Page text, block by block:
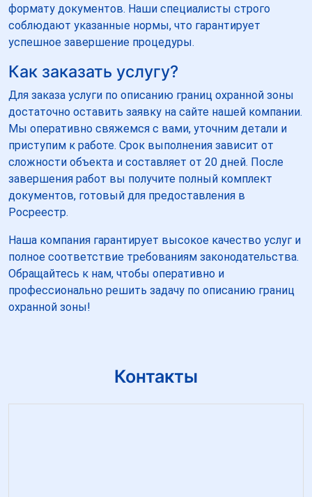
формату документов. Наши специалисты строго
соблюдают указанные нормы, что гарантирует
успешное завершение процедуры.
Как заказать услугу?
Для заказа услуги по описанию границ охранной зоны
достаточно оставить заявку на сайте нашей компании.
Мы оперативно свяжемся с вами, уточним детали и
приступим к работе. Срок выполнения зависит от
сложности объекта и составляет от 20 дней. После
завершения работ вы получите полный комплект
документов, готовый для предоставления в
Росреестр.
Наша компания гарантирует высокое качество услуг и
полное соответствие требованиям законодательства.
Обращайтесь к нам, чтобы оперативно и
профессионально решить задачу по описанию границ
охранной зоны!
Контакты